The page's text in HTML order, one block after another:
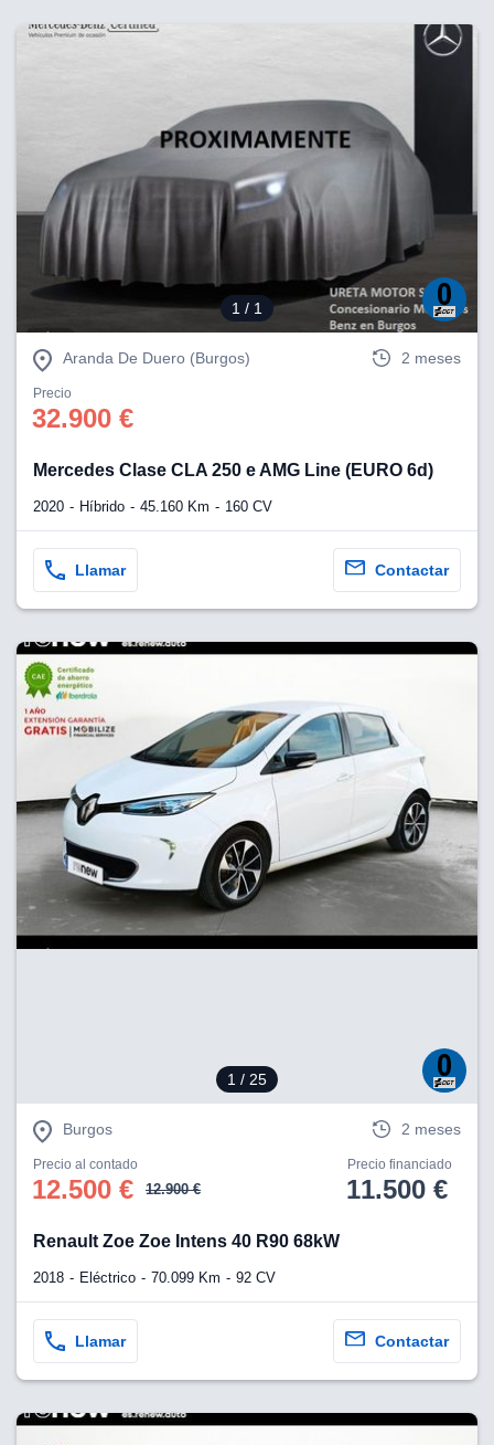
1 / 1
Aranda De Duero (Burgos) 2 meses
Precio
32.900 €
Mercedes Clase CLA 250 e AMG Line (EURO 6d)
2020 Híbrido 45.160 Km 160 CV
Llamar Contactar
1 / 25
Burgos 2 meses
Precio al contado
12.500 € 12.900 €
Precio financiado
11.500 €
Renault Zoe Zoe Intens 40 R90 68kW
2018 Eléctrico 70.099 Km 92 CV
Llamar Contactar